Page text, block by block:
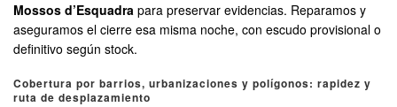
Mossos d’Esquadra para preservar evidencias. Reparamos y
aseguramos el cierre esa misma noche, con escudo provisional o
definitivo según stock.
Cobertura por barrios, urbanizaciones y polígonos: rapidez y
ruta de desplazamiento